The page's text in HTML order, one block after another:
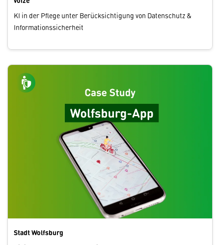
KI in der Pflege unter Berücksichtigung von Datenschutz &
Informationssicherheit
Stadt Wolfsburg